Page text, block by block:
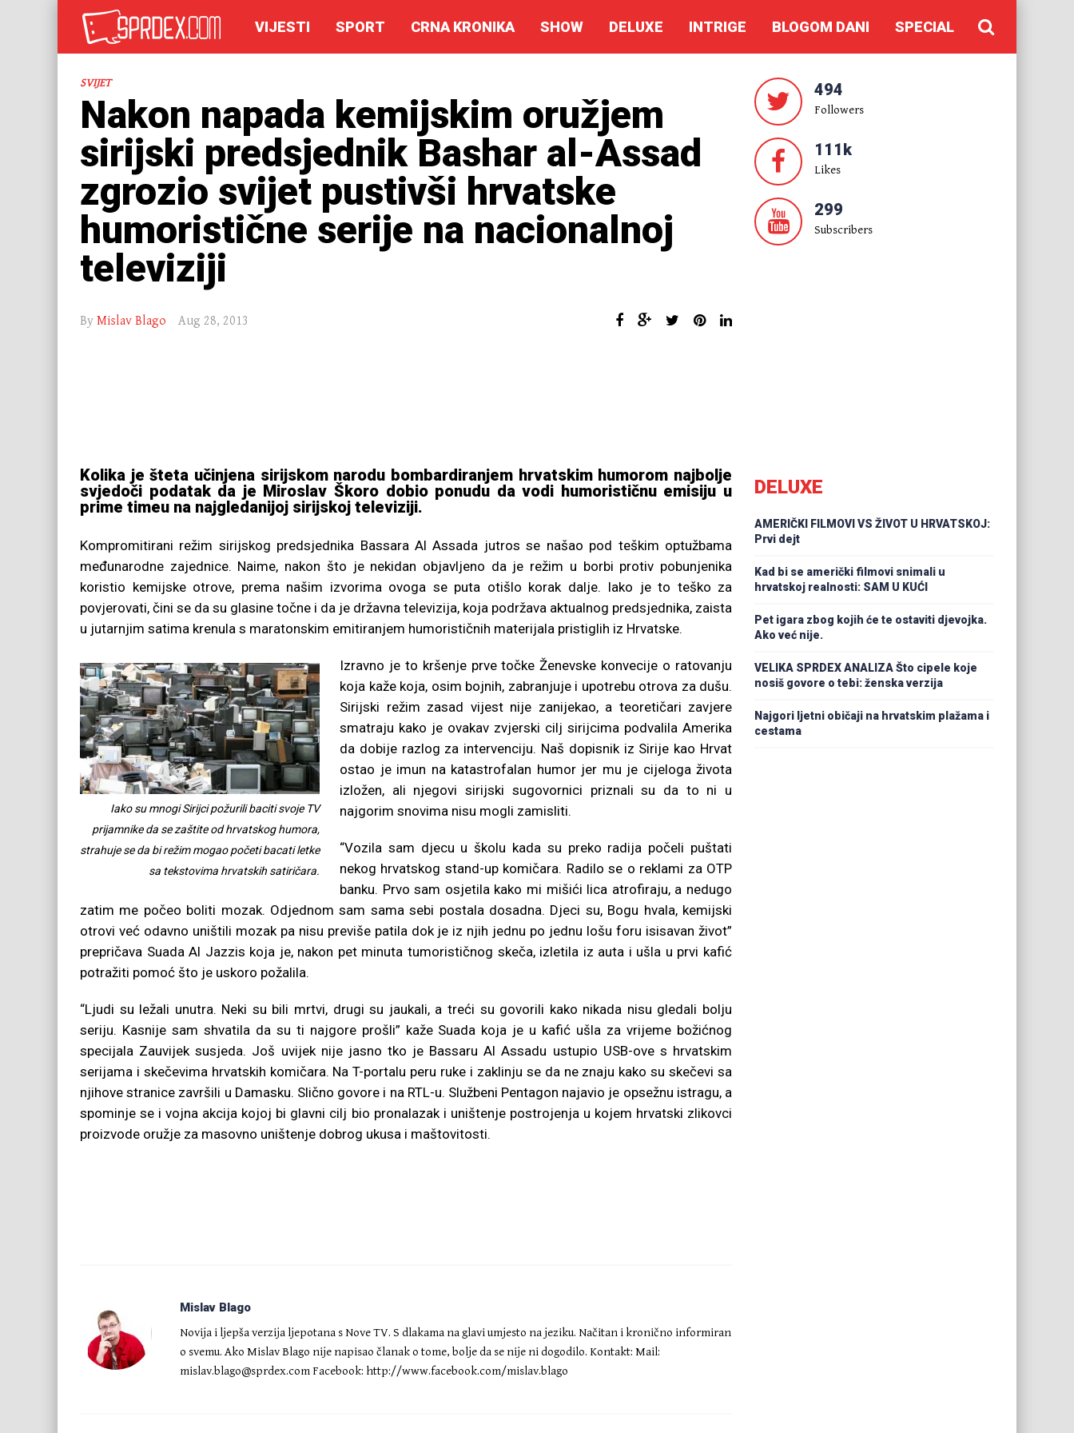
VIJESTI SPORT CRNA KRONIKA SHOW DELUXE INTRIGE BLOGOM DANI SPECIAL
SVIJET
Nakon napada kemijskim oružjem
sirijski predsjednik Bashar al-Assad
zgrozio svijet pustivši hrvatske
humoristične serije na nacionalnoj
televiziji
By Mislav Blago Aug 28, 2013
Kolika je šteta učinjena sirijskom narodu bombardiranjem hrvatskim humorom najbolje
svjedoči podatak da je Miroslav Škoro dobio ponudu da vodi humorističnu emisiju u
prime timeu na najgledanijoj sirijskoj televiziji.
Kompromitirani režim sirijskog predsjednika Bassara Al Assada jutros se našao pod teškim optužbama
međunarodne zajednice. Naime, nakon što je nekidan objavljeno da je režim u borbi protiv pobunjenika
koristio kemijske otrove, prema našim izvorima ovoga se puta otišlo korak dalje. Iako je to teško za
povjerovati, čini se da su glasine točne i da je državna televizija, koja podržava aktualnog predsjednika, zaista
u jutarnjim satima krenula s maratonskim emitiranjem humorističnih materijala pristiglih iz Hrvatske.
Iako su mnogi Sirijci požurili baciti svoje TV
prijamnike da se zaštite od hrvatskog humora,
strahuje se da bi režim mogao početi bacati letke
sa tekstovima hrvatskih satiričara.
Izravno je to kršenje prve točke Ženevske konvecije o ratovanju
koja kaže koja, osim bojnih, zabranjuje i upotrebu otrova za dušu.
Sirijski režim zasad vijest nije zanijekao, a teoretičari zavjere
smatraju kako je ovakav zvjerski cilj sirijcima podvalila Amerika
da dobije razlog za intervenciju. Naš dopisnik iz Sirije kao Hrvat
ostao je imun na katastrofalan humor jer mu je cijeloga života
izložen, ali njegovi sirijski sugovornici priznali su da to ni u
najgorim snovima nisu mogli zamisliti.
“Vozila sam djecu u školu kada su preko radija počeli puštati
nekog hrvatskog stand-up komičara. Radilo se o reklami za OTP
banku. Prvo sam osjetila kako mi mišići lica atrofiraju, a nedugo
zatim me počeo boliti mozak. Odjednom sam sama sebi postala dosadna. Djeci su, Bogu hvala, kemijski
otrovi već odavno uništili mozak pa nisu previše patila dok je iz njih jednu po jednu lošu foru isisavan život”
prepričava Suada Al Jazzis koja je, nakon pet minuta tumorističnog skeča, izletila iz auta i ušla u prvi kafić
potražiti pomoć što je uskoro požalila.
“Ljudi su ležali unutra. Neki su bili mrtvi, drugi su jaukali, a treći su govorili kako nikada nisu gledali bolju
seriju. Kasnije sam shvatila da su ti najgore prošli” kaže Suada koja je u kafić ušla za vrijeme božićnog
specijala Zauvijek susjeda. Još uvijek nije jasno tko je Bassaru Al Assadu ustupio USB-ove s hrvatskim
serijama i skečevima hrvatskih komičara. Na T-portalu peru ruke i zaklinju se da ne znaju kako su skečevi sa
njihove stranice završili u Damasku. Slično govore i na RTL-u. Službeni Pentagon najavio je opsežnu istragu, a
spominje se i vojna akcija kojoj bi glavni cilj bio pronalazak i uništenje postrojenja u kojem hrvatski zlikovci
proizvode oružje za masovno uništenje dobrog ukusa i maštovitosti.
Mislav Blago
Novija i ljepša verzija ljepotana s Nove TV. S dlakama na glavi umjesto na jeziku. Načitan i kronično informiran
o svemu. Ako Mislav Blago nije napisao članak o tome, bolje da se nije ni dogodilo. Kontakt: Mail:
mislav.blago@sprdex.com Facebook: http://www.facebook.com/mislav.blago
494
Followers
111k
Likes
299
Subscribers
DELUXE
AMERIČKI FILMOVI VS ŽIVOT U HRVATSKOJ:
Prvi dejt
Kad bi se američki filmovi snimali u
hrvatskoj realnosti: SAM U KUĆI
Pet igara zbog kojih će te ostaviti djevojka.
Ako već nije.
VELIKA SPRDEX ANALIZA Što cipele koje
nosiš govore o tebi: ženska verzija
Najgori ljetni običaji na hrvatskim plažama i
cestama